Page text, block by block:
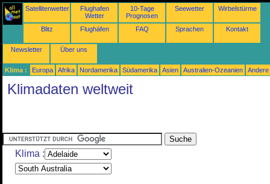
Satellitenwetter
Flughafen
Wetter
10-Tage
Prognosen
Seewetter Wirbelstürme
Blitz Flughäfen FAQ Sprachen Kontakt
Newsletter Über uns
Klima : Europa Afrika Nordamerika Südamerika Asien Australien-Ozeanien Andere
Klimadaten weltweit
Klima :